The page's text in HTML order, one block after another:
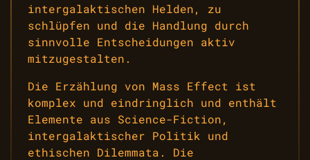
intergalaktischen Helden, zu
schlüpfen und die Handlung durch
sinnvolle Entscheidungen aktiv
mitzugestalten.
Die Erzählung von Mass Effect ist
komplex und eindringlich und enthält
Elemente aus Science-Fiction,
intergalaktischer Politik und
ethischen Dilemmata. Die